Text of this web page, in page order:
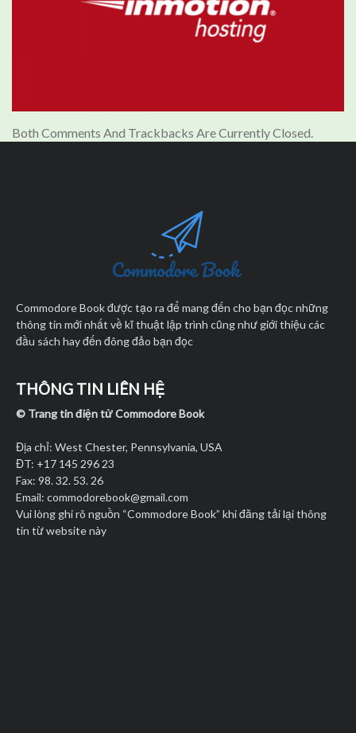
Both Comments And Trackbacks Are Currently Closed.
Commodore Book được tạo ra để mang đến cho bạn đọc những
thông tin mới nhất về kĩ thuật lập trình cũng như giới thiệu các
đầu sách hay đến đông đảo bạn đọc
THÔNG TIN LIÊN HỆ
© Trang tin điện tử Commodore Book
Địa chỉ: West Chester, Pennsylvania, USA
ĐT: +17 145 296 23
Fax: 98. 32. 53. 26
Email: commodorebook@gmail.com
Vui lòng ghi rõ nguồn “Commodore Book” khi đăng tải lại thông
tin từ website này